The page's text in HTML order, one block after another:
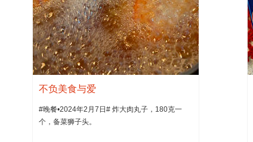
不负美食与爱
#晚餐•2024年2月7日# 炸大肉丸子，180克一
个，备菜狮子头。